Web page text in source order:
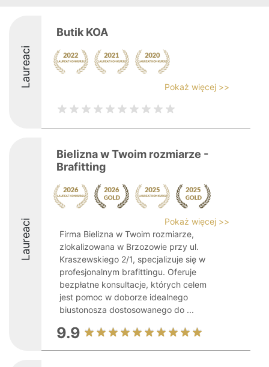
Laureaci
Butik KOA
Pokaż więcej >>
Laureaci
Bielizna w Twoim rozmiarze -
Brafitting
Pokaż więcej >>
Firma Bielizna w Twoim rozmiarze,
zlokalizowana w Brzozowie przy ul.
Kraszewskiego 2/1, specjalizuje się w
profesjonalnym brafittingu. Oferuje
bezpłatne konsultacje, których celem
jest pomoc w doborze idealnego
biustonosza dostosowanego do ...
9.9